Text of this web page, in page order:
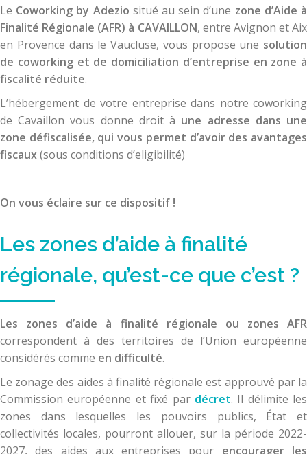
Le Coworking by Adezio situé au sein d’une zone d’Aide à
Finalité Régionale (AFR) à CAVAILLON, entre Avignon et Aix
en Provence dans le Vaucluse, vous propose une solution
de coworking et de domiciliation d’entreprise en zone à
fiscalité réduite.
L’hébergement de votre entreprise dans notre coworking
de Cavaillon vous donne droit à une adresse dans une
zone défiscalisée, qui vous permet d’avoir des avantages
fiscaux(sous conditions d’eligibilité)
On vous éclaire sur ce dispositif !
Les zones d’aide à finalité
régionale, qu’est-ce que c’est ?
Les zones d’aide à finalité régionale ou zones AFR
correspondent à des territoires de l’Union européenne
considérés comme en difficulté.
Le zonage des aides à finalité régionale est approuvé par la
Commission européenne et fixé par décret. Il délimite les
zones dans lesquelles les pouvoirs publics, État et
collectivités locales, pourront allouer, sur la période 2022-
2027, des aides aux entreprises pour encourager les